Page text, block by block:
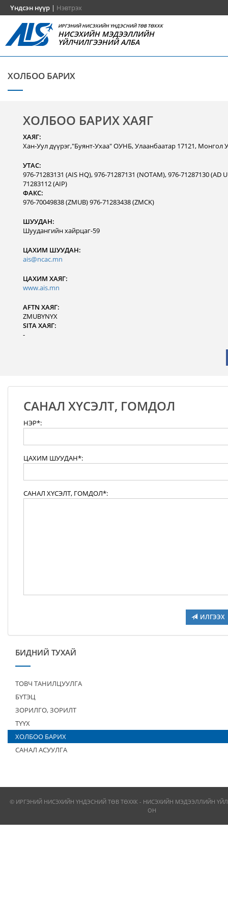
Үндсэн нүүр | Нэвтрэх
ИРГЭНИЙ НИСЭХИЙН ҮНДЭСНИЙ ТӨВ ТӨХХК
НИСЭХИЙН МЭДЭЭЛЛИЙН
ҮЙЛЧИЛГЭЭНИЙ АЛБА
ХОЛБОО БАРИХ
ХОЛБОО БАРИХ ХАЯГ
ХАЯГ:
Хан-Уул дүүрэг,"Буянт-Ухаа" ОУНБ, Улаанбаатар 17121, Монгол
УТАС:
976-71283131 (AIS HQ), 976-71287131 (NOTAM), 976-71287130 (AD
71283112 (AIP)
ФАКС:
976-70049838 (ZMUB) 976-71283438 (ZMCK)
ШУУДАН:
Шуудангийн хайрцаг-59
ЦАХИМ ШУУДАН:
ais@ncac.mn
ЦАХИМ ХАЯГ:
www.ais.mn
AFTN ХАЯГ:
ZMUBYNYX
SITA ХАЯГ:
-
САНАЛ ХҮСЭЛТ, ГОМДОЛ
НЭР*:
ЦАХИМ ШУУДАН*:
САНАЛ ХҮСЭЛТ, ГОМДОЛ*:
ИЛГЭЭХ
БИДНИЙ ТУХАЙ
ТОВЧ ТАНИЛЦУУЛГА
БҮТЭЦ
ЗОРИЛГО, ЗОРИЛТ
ТҮҮХ
ХОЛБОО БАРИХ
САНАЛ АСУУЛГА
© ИРГЭНИЙ НИСЭХИЙН ҮНДЭСНИЙ ТӨВ ТӨХХК - НИСЭХИЙН МЭДЭЭЛЛИЙН
ОН